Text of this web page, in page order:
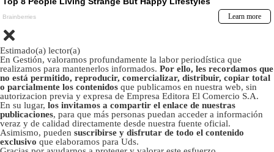
Estimado(a) lector(a)
En Gestión, valoramos profundamente la labor periodística que
realizamos para mantenerlos informados. Por ello, les recordamos que
no está permitido, reproducir, comercializar, distribuir, copiar total
o parcialmente los contenidos que publicamos en nuestra web, sin
autorizacion previa y expresa de Empresa Editora El Comercio S.A.
En su lugar, los invitamos a compartir el enlace de nuestras
publicaciones, para que más personas puedan acceder a información
veraz y de calidad directamente desde nuestra fuente oficial.
Asimismo, pueden suscribirse y disfrutar de todo el contenido
exclusivo que elaboramos para Uds.